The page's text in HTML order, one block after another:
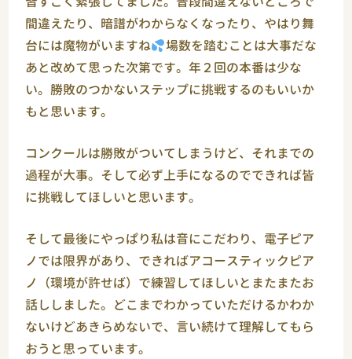
間違えたり、暗譜がわからなくなったり、やはり舞
台には魔物がいますね
場数を踏むことは大事だな
あと改めて思った次第です。年２回の本番は少な
い。勝敗のつかないステップに挑戦するのもいいか
もと思います。
コンクールは勝敗がついてしまうけど、それまでの
過程が大事。そして必ず上手になるのでできれば皆
に挑戦してほしいと思います。
そして最後にやっぱり私は音にこだわり、電子ピア
ノでは限界があり、できればアコースティックピア
ノ（環境が許せば）で練習してほしいとまたまたお
話ししました。どこまでわかっていただけるかわか
ないけどあきらめないで、言い続けて理解してもら
おうと思っています。